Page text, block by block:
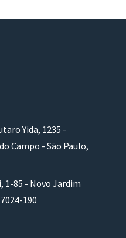
Yida, 1235 -
Campo - São Paulo,
1-85 - Novo Jardim
190